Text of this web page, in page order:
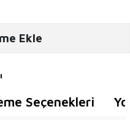
Ekle
Seçenekleri